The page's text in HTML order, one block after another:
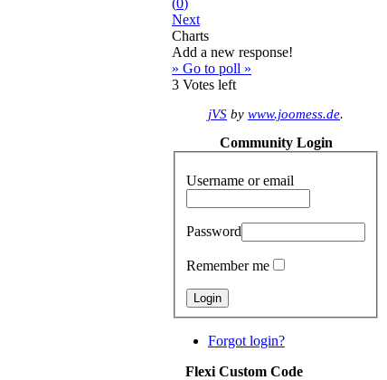
(0)
Next
Charts
Add a new response!
» Go to poll »
3 Votes left
jVS by www.joomess.de.
Community Login
Username or email
Password
Remember me
Forgot login?
Flexi Custom Code